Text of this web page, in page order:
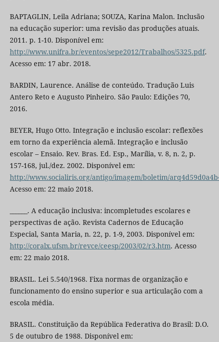
BAPTAGLIN, Leila Adriana; SOUZA, Karina Malon. Inclusão
na educação superior: uma revisão das produções atuais.
2011. p. 1-10. Disponível em:
http://www.unifra.br/eventos/sepe2012/Trabalhos/5325.pdf.
Acesso em: 17 abr. 2018.
BARDIN, Laurence. Análise de conteúdo. Tradução Luis
Antero Reto e Augusto Pinheiro. São Paulo: Edições 70,
2016.
BEYER, Hugo Otto. Integração e inclusão escolar: reflexões
em torno da experiência alemã. Integração e inclusão
escolar – Ensaio. Rev. Bras. Ed. Esp., Marília, v. 8, n. 2, p.
157-168, jul./dez. 2002. Disponível em:
http://www.socialiris.org/antigo/imagem/boletim/
Acesso em: 22 maio 2018.
______. A educação inclusiva: incompletudes escolares e
perspectivas de ação. Revista Cadernos de Educação
Especial, Santa Maria, n. 22, p. 1-9, 2003. Disponível em:
http://coralx.ufsm.br/revce/ceesp/2003/02/r3.htm. Acesso
em: 22 maio 2018.
BRASIL. Lei 5.540/1968. Fixa normas de organização e
funcionamento do ensino superior e sua articulação com a
escola média.
BRASIL. Constituição da República Federativa do Brasil: D.O.
5 de outubro de 1988. Disponível em: